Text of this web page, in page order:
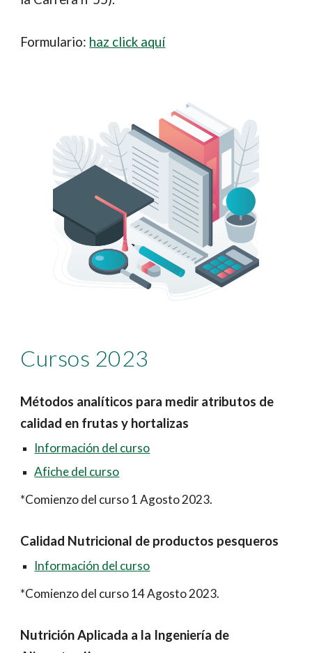
Formulario: haz click aquí
Cursos 2023
Métodos analíticos para medir atributos de
calidad en frutas y hortalizas
Información del curso
Afichedel curso
*Comienzo del curso 1 Agosto 2023.
Calidad Nutricional de productos pesqueros
Información del curso
*Comienzo del curso 14 Agosto 2023.
Nutrición Aplicada a la Ingeniería de